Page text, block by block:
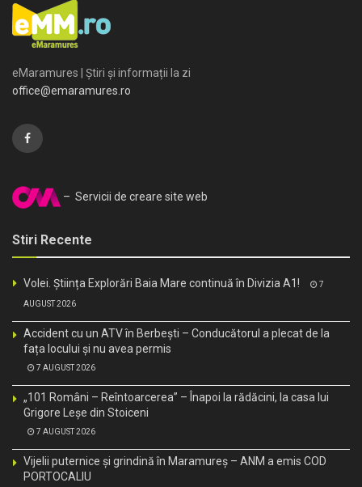
eMaramures | Știri și informații la zi
office@emaramures.ro
– Servicii de creare site web
Stiri Recente
Volei. Știința Explorări Baia Mare continuă în Divizia A1! 7
AUGUST 2026
Accident cu un ATV în Berbești – Conducătorul a plecat de la
fața locului și nu avea permis
7 AUGUST 2026
„101 Români – Reîntoarcerea” – Înapoi la rădăcini, la casa lui
Grigore Leșe din Stoiceni
7 AUGUST 2026
Vijelii puternice și grindină în Maramureș – ANM a emis COD
PORTOCALIU